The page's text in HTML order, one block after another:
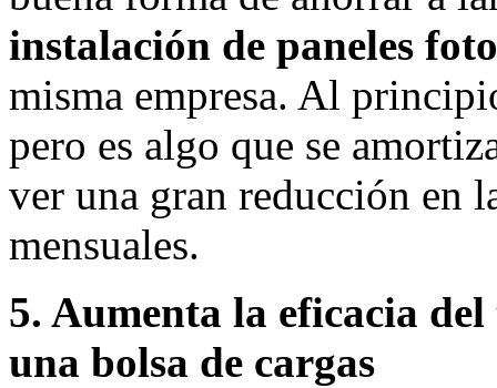
instalación de paneles
misma empresa. Al
pero es algo que se
ver una gran reducción en
mensuales.
5. Aumenta la eficacia
una bolsa de cargas